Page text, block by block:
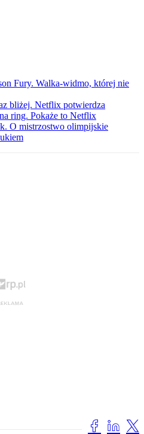
Fury. Walka-widmo, której nie
bliżej. Netflix potwierdza
ring. Pokaże to Netflix
O mistrzostwo olimpijskie